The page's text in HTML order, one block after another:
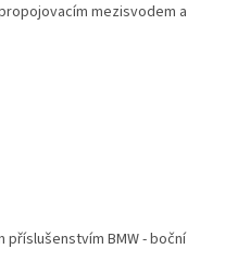
propojovacím mezisvodem a
BMW - boční